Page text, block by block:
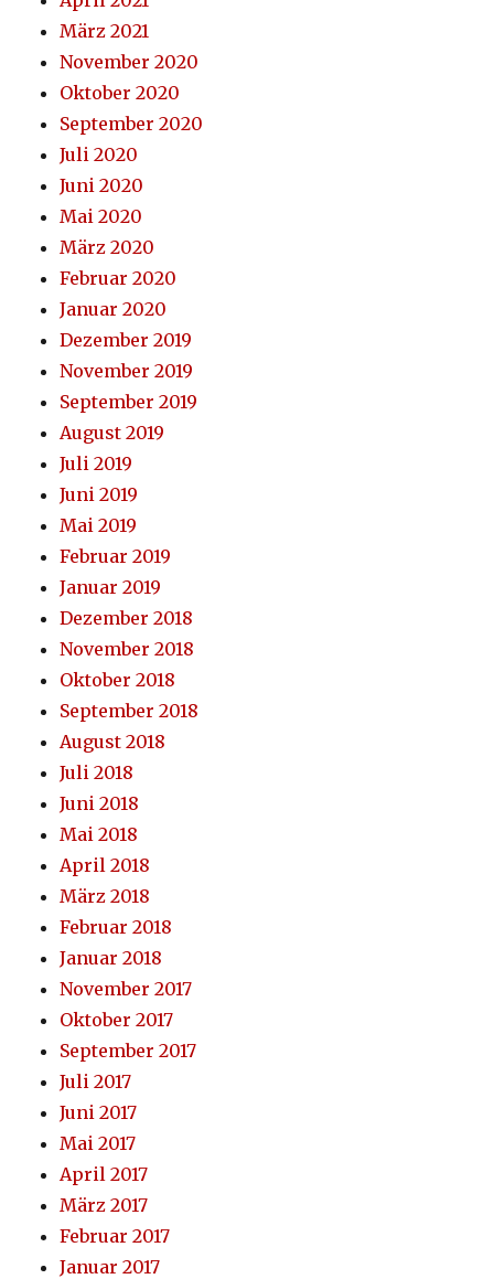
März 2021
November 2020
Oktober 2020
September 2020
Juli 2020
Juni 2020
Mai 2020
März 2020
Februar 2020
Januar 2020
Dezember 2019
November 2019
September 2019
August 2019
Juli 2019
Juni 2019
Mai 2019
Februar 2019
Januar 2019
Dezember 2018
November 2018
Oktober 2018
September 2018
August 2018
Juli 2018
Juni 2018
Mai 2018
April 2018
März 2018
Februar 2018
Januar 2018
November 2017
Oktober 2017
September 2017
Juli 2017
Juni 2017
Mai 2017
April 2017
März 2017
Februar 2017
Januar 2017